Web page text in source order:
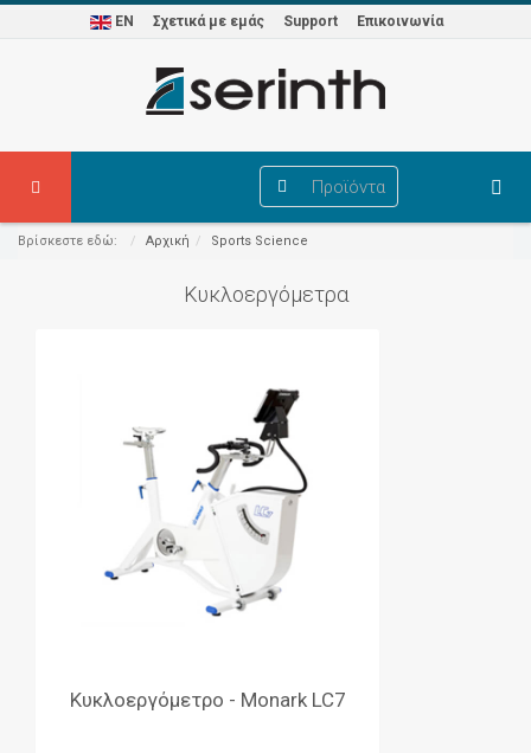
EN Σχετικά με εμάς Support Επικοινωνία
Προϊόντα
Βρίσκεστε εδώ: Αρχική Sports Science
Κυκλοεργόμετρα
Κυκλοεργόμετρο - Monark LC7